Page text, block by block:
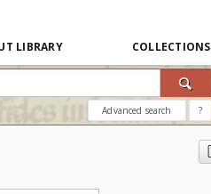
LIBRARY COLLECTIONS
Advanced search ?